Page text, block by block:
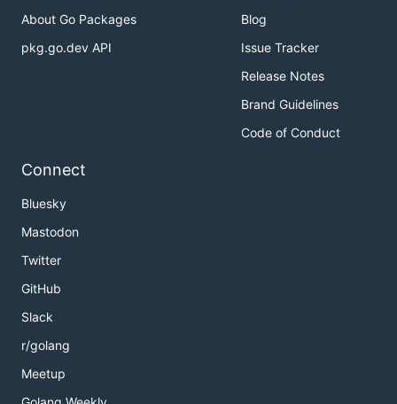
About Go Packages
pkg.go.dev API
Blog
Issue Tracker
Release Notes
Brand Guidelines
Code of Conduct
Connect
Bluesky
Mastodon
Twitter
GitHub
Slack
r/golang
Meetup